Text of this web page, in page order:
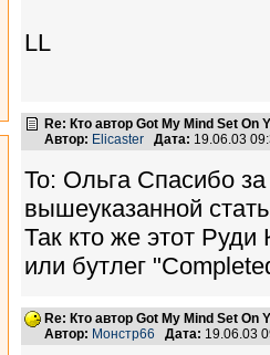
LL
Re: Кто автор Got My Mind Set On
Автор: Elicaster Дата: 19.06.03
To: Ольга Спасибо
вышеуказанной
Так кто же этот
или бутлег
Re: Кто автор Got My Mind Set On
Автор: Монстр66 Дата: 19.06.03